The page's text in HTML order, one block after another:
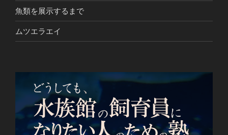
魚類を展示するまで
ムツエラエイ